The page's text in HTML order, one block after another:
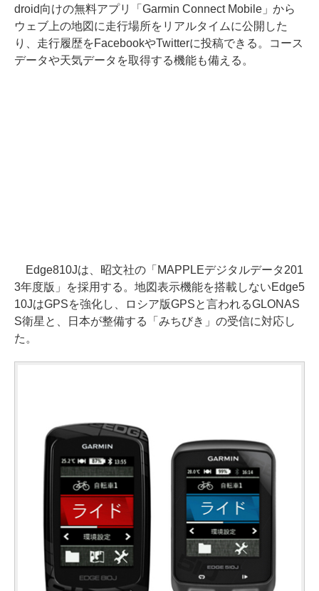
droid向けの無料アプリ「Garmin Connect Mobile」から
ウェブ上の地図に走行場所をリアルタイムに公開した
り、走行履歴をFacebookやTwitterに投稿できる。コース
データや天気データを取得する機能も備える。
Edge810Jは、昭文社の「MAPPLEデジタルデータ201
3年度版」を採用する。地図表示機能を搭載しないEdge5
10JはGPSを強化し、ロシア版GPSと言われるGLONAS
S衛星と、日本が整備する「みちびき」の受信に対応し
た。